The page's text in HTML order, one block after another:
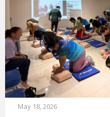
May 18, 2026